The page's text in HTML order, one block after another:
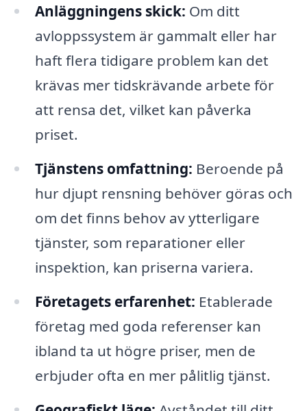
Anläggningens skick: Om ditt
avloppssystem är gammalt eller har
haft flera tidigare problem kan det
krävas mer tidskrävande arbete för
att rensa det, vilket kan påverka
priset.
Tjänstens omfattning: Beroende på
hur djupt rensning behöver göras och
om det finns behov av ytterligare
tjänster, som reparationer eller
inspektion, kan priserna variera.
Företagets erfarenhet: Etablerade
företag med goda referenser kan
ibland ta ut högre priser, men de
erbjuder ofta en mer pålitlig tjänst.